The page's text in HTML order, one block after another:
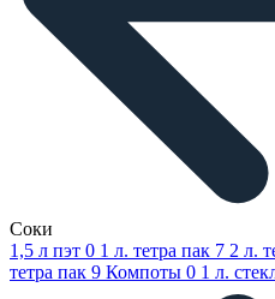
Соки
1,5 л пэт 0 1 л. тетра пак 7 2 л.
тетра пак 9 Компоты 0 1 л.